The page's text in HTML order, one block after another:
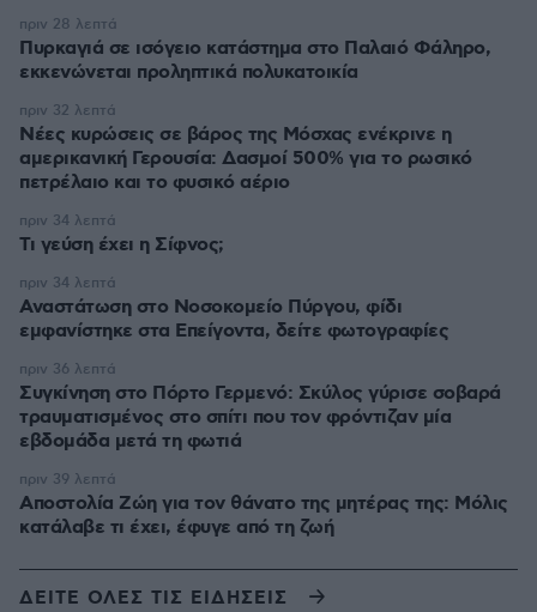
Πυρκαγιά σε ισόγειο κατάστημα στο Παλαιό Φάληρο,
εκκενώνεται προληπτικά πολυκατοικία
πριν 28 λεπτά
Νέες κυρώσεις σε βάρος της Μόσχας ενέκρινε η
αμερικανική Γερουσία: Δασμοί 500% για το ρωσικό
πετρέλαιο και το φυσικό αέριο
πριν 32 λεπτά
Τι γεύση έχει η Σίφνος;
πριν 34 λεπτά
Αναστάτωση στο Νοσοκομείο Πύργου, φίδι
εμφανίστηκε στα Επείγοντα, δείτε φωτογραφίες
πριν 34 λεπτά
Συγκίνηση στο Πόρτο Γερμενό: Σκύλος γύρισε σοβαρά
τραυματισμένος στο σπίτι που τον φρόντιζαν μία
εβδομάδα μετά τη φωτιά
πριν 36 λεπτά
Αποστολία Ζώη για τον θάνατο της μητέρας της: Μόλις
κατάλαβε τι έχει, έφυγε από τη ζωή
πριν 39 λεπτά
ΔΕΙΤΕ ΟΛΕΣ ΤΙΣ ΕΙΔΗΣΕΙΣ